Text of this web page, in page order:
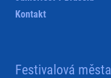
Kontakt
Festivalová města